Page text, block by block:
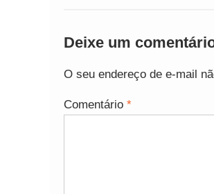
Deixe um
O seu endereço de e-mail
Comentário *